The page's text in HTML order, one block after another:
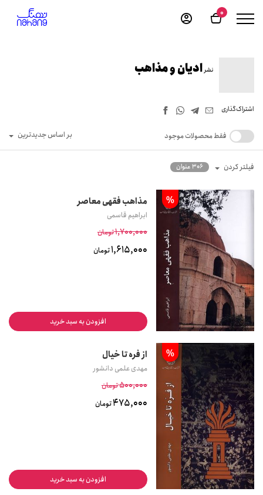
0
نشرادیان و مذاهب
اشتراک‌گذاری
فقط محصولات موجود بر اساس جدیدترین
فیلتر کردن 306 عنوان
% مذاهب فقهی معاصر
ابراهیم قاسمی
1,700,000تومان
1,615,000تومان
افزودن به سبد خرید
% از فره تا خیال
مهدی علمی دانشور
500,000تومان
475,000تومان
افزودن به سبد خرید